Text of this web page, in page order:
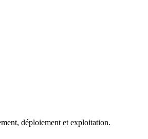
déploiement et exploitation.